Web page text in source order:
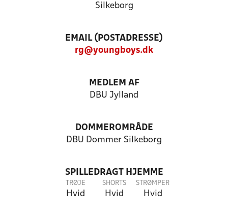
Silkeborg
EMAIL (POSTADRESSE)
rg@youngboys.dk
MEDLEM AF
DBU Jylland
DOMMEROMRÅDE
DBU Dommer Silkeborg
SPILLEDRAGT HJEMME
TRØJE
Hvid
SHORTS
Hvid
STRØMPER
Hvid